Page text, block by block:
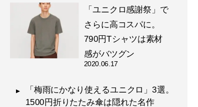
『
幸服論――人生は服で簡単
に変えられる』
自信は服で簡単につくること
ができる!
「ユニクロ感謝祭」で
さらに高コスパに。
790円Tシャツは素材
感がバツグン
2020.06.17
「梅雨にかなり使えるユニクロ」3選。
1500円折りたたみ傘は隠れた名作